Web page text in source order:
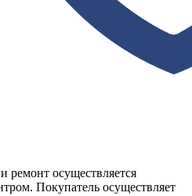
ремонт осуществляется
Покупатель осуществляет